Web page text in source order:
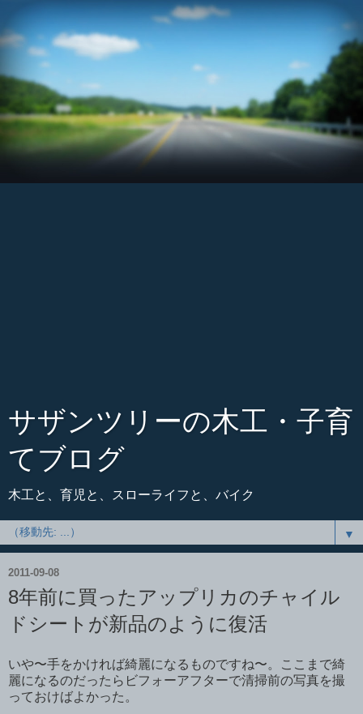
サザンツリーの木工・子育
てブログ
木工と、育児と、スローライフと、バイク
▼
2011-09-08
8年前に買ったアップリカのチャイル
ドシートが新品のように復活
いや〜手をかければ綺麗になるものですね〜。ここまで綺
麗になるのだったらビフォーアフターで清掃前の写真を撮
っておけばよかった。